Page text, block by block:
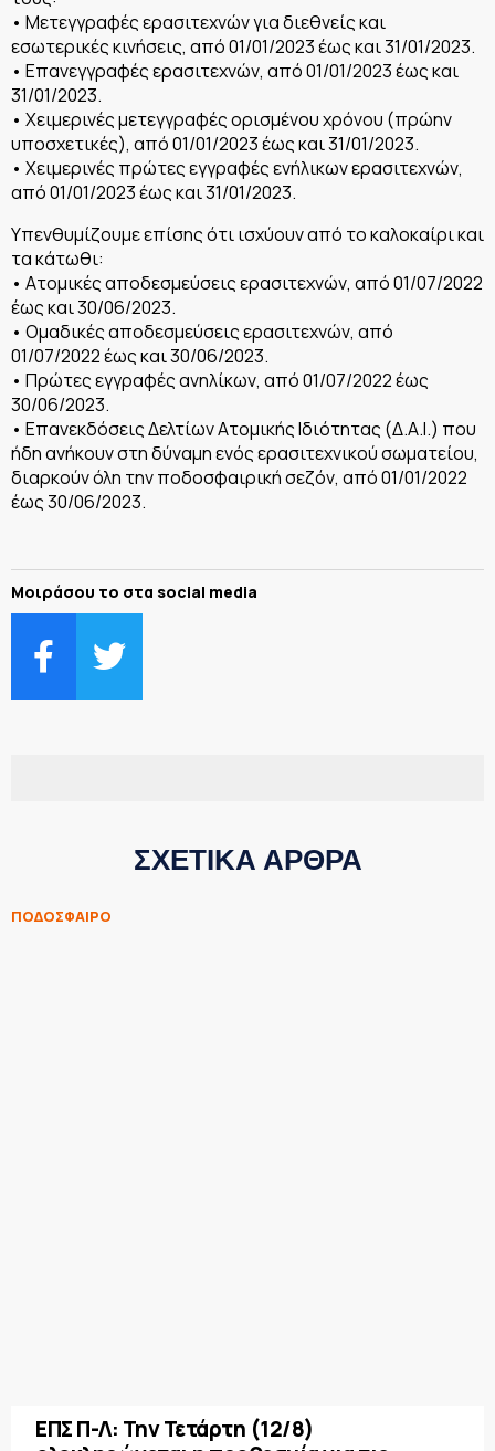
• Μετεγγραφές ερασιτεχνών για διεθνείς και
εσωτερικές κινήσεις, από 01/01/2023 έως και 31/01/2023.
• Επανεγγραφές ερασιτεχνών, από 01/01/2023 έως και
31/01/2023.
• Χειμερινές μετεγγραφές ορισμένου χρόνου (πρώην
υποσχετικές), από 01/01/2023 έως και 31/01/2023.
• Χειμερινές πρώτες εγγραφές ενήλικων ερασιτεχνών,
από 01/01/2023 έως και 31/01/2023.
Υπενθυμίζουμε επίσης ότι ισχύουν από το καλοκαίρι και
τα κάτωθι:
• Ατομικές αποδεσμεύσεις ερασιτεχνών, από 01/07/2022
έως και 30/06/2023.
• Ομαδικές αποδεσμεύσεις ερασιτεχνών, από
01/07/2022 έως και 30/06/2023.
• Πρώτες εγγραφές ανηλίκων, από 01/07/2022 έως
30/06/2023.
• Επανεκδόσεις Δελτίων Ατομικής Ιδιότητας (Δ.Α.Ι.) που
ήδη ανήκουν στη δύναμη ενός ερασιτεχνικού σωματείου,
διαρκούν όλη την ποδοσφαιρική σεζόν, από 01/01/2022
έως 30/06/2023.
Μοιράσου το στα social media
ΣΧΕΤΙΚΑ ΑΡΘΡΑ
ΠΟΔΟΣΦΑΙΡΟ
ΕΠΣ Π-Λ: Την Τετάρτη (12/8)